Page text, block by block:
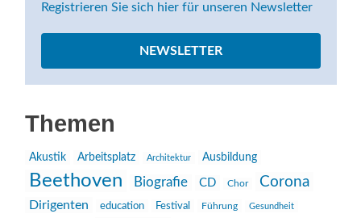
Registrieren Sie sich hier für unseren Newsletter
NEWSLETTER
Themen
Akustik Arbeitsplatz Architektur Ausbildung
Beethoven Biografie CD Chor Corona
Dirigenten education Festival Führung Gesundheit